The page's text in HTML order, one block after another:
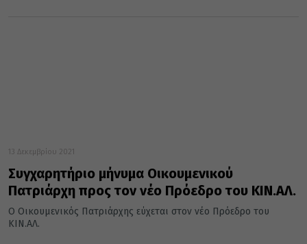
13 Δεκεμβρίου 2021
Συγχαρητήριο μήνυμα Οικουμενικού
Πατριάρχη προς τον νέο Πρόεδρο του ΚΙΝ.ΑΛ.
Ο Οικουμενικός Πατριάρχης εύχεται στον νέο Πρόεδρο του
ΚΙΝ.ΑΛ.